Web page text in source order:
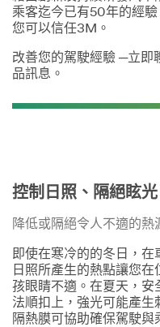
可能描述您的
疑問與需求，
同仁盡快為您
提供解決方案)
*國家/區域
Taiwan 台灣
我
希望收
到來自3M的
乘客迄今已有50年的經
您可以信任3M。
改善您的駕駛經驗 ─立即
品訊息。
控制日照、隔絕眩光
降低或隔絕令人不適的熱
即使在寒冷的的冬日，在
日照所產生的熱點讓您
孩眼睛不適。在夏天，安
法順扣上，強光可能產
隔熱膜可協助確保駕駛與